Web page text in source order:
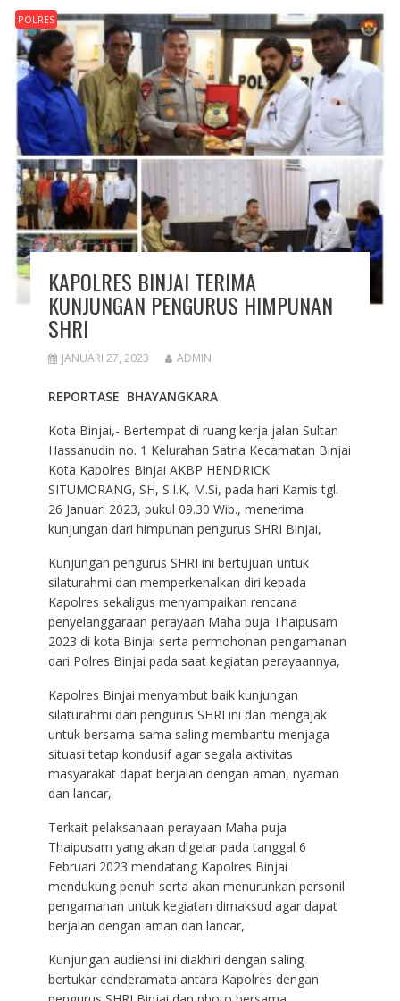
POLRES
KAPOLRES BINJAI TERIMA
KUNJUNGAN PENGURUS HIMPUNAN
SHRI
JANUARI 27, 2023 ADMIN
REPORTASE BHAYANGKARA
Kota Binjai,- Bertempat di ruang kerja jalan Sultan
Hassanudin no. 1 Kelurahan Satria Kecamatan Binjai
Kota Kapolres Binjai AKBP HENDRICK
SITUMORANG, SH, S.I.K, M.Si, pada hari Kamis tgl.
26 Januari 2023, pukul 09.30 Wib., menerima
kunjungan dari himpunan pengurus SHRI Binjai,
Kunjungan pengurus SHRI ini bertujuan untuk
silaturahmi dan memperkenalkan diri kepada
Kapolres sekaligus menyampaikan rencana
penyelanggaraan perayaan Maha puja Thaipusam
2023 di kota Binjai serta permohonan pengamanan
dari Polres Binjai pada saat kegiatan perayaannya,
Kapolres Binjai menyambut baik kunjungan
silaturahmi dari pengurus SHRI ini dan mengajak
untuk bersama-sama saling membantu menjaga
situasi tetap kondusif agar segala aktivitas
masyarakat dapat berjalan dengan aman, nyaman
dan lancar,
Terkait pelaksanaan perayaan Maha puja
Thaipusam yang akan digelar pada tanggal 6
Februari 2023 mendatang Kapolres Binjai
mendukung penuh serta akan menurunkan personil
pengamanan untuk kegiatan dimaksud agar dapat
berjalan dengan aman dan lancar,
Kunjungan audiensi ini diakhiri dengan saling
bertukar cenderamata antara Kapolres dengan